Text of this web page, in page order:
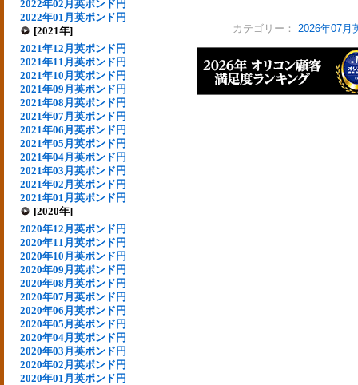
2022年02月英ポンド円
2022年01月英ポンド円
[2021年]
2021年12月英ポンド円
2021年11月英ポンド円
2021年10月英ポンド円
2021年09月英ポンド円
2021年08月英ポンド円
2021年07月英ポンド円
2021年06月英ポンド円
2021年05月英ポンド円
2021年04月英ポンド円
2021年03月英ポンド円
2021年02月英ポンド円
2021年01月英ポンド円
[2020年]
2020年12月英ポンド円
2020年11月英ポンド円
2020年10月英ポンド円
2020年09月英ポンド円
2020年08月英ポンド円
2020年07月英ポンド円
2020年06月英ポンド円
2020年05月英ポンド円
2020年04月英ポンド円
2020年03月英ポンド円
2020年02月英ポンド円
2020年01月英ポンド円
カテゴリー： 2026年07月